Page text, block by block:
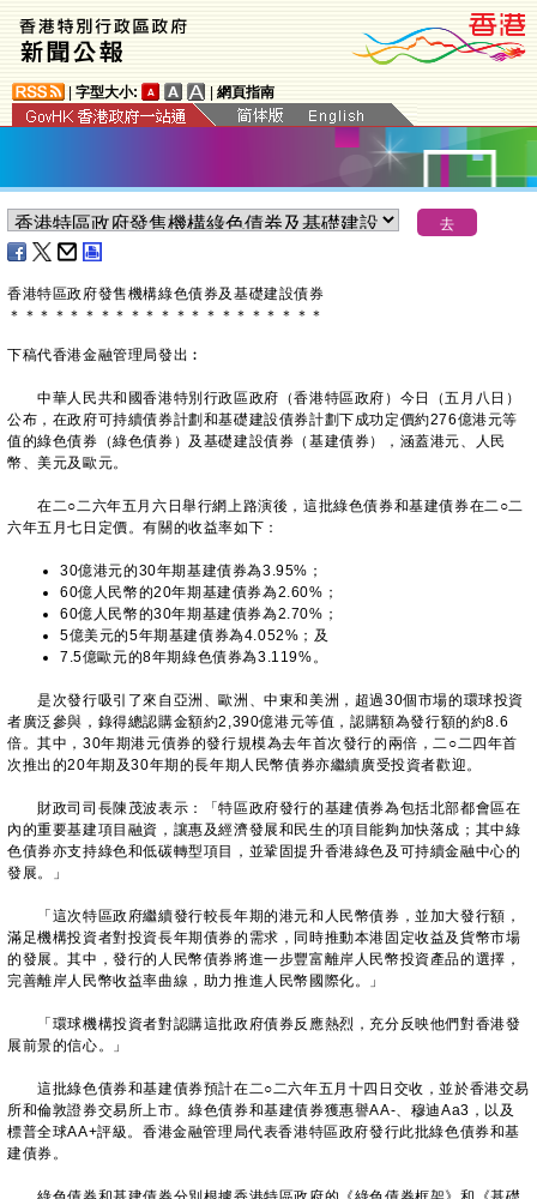
字型大小: 網頁指南
香港特區政府發售機構綠色債券及基礎建設債券
＊ ＊ ＊ ＊ ＊ ＊ ＊ ＊ ＊ ＊ ＊ ＊ ＊ ＊ ＊ ＊ ＊ ＊ ＊ ＊ ＊
下稿代香港金融管理局發出︰
中華人民共和國香港特別行政區政府（香港特區政府）今日（五月八日）
公布，在政府可持續債券計劃和基礎建設債券計劃下成功定價約276億港元等
值的綠色債券（綠色債券）及基礎建設債券（基建債券），涵蓋港元、人民
幣、美元及歐元。
在二○二六年五月六日舉行網上路演後，這批綠色債券和基建債券在二○二
六年五月七日定價。有關的收益率如下：
30億港元的30年期基建債券為3.95%；
60億人民幣的20年期基建債券為2.60%；
60億人民幣的30年期基建債券為2.70%；
5億美元的5年期基建債券為4.052%；及
7.5億歐元的8年期綠色債券為3.119%。
是次發行吸引了來自亞洲、歐洲、中東和美洲，超過30個市場的環球投資
者廣泛參與，錄得總認購金額約2,390億港元等值，認購額為發行額的約8.6
倍。其中，30年期港元債券的發行規模為去年首次發行的兩倍，二○二四年首
次推出的20年期及30年期的長年期人民幣債券亦繼續廣受投資者歡迎。
財政司司長陳茂波表示：「特區政府發行的基建債券為包括北部都會區在
內的重要基建項目融資，讓惠及經濟發展和民生的項目能夠加快落成；其中綠
色債券亦支持綠色和低碳轉型項目，並鞏固提升香港綠色及可持續金融中心的
發展。」
「這次特區政府繼續發行較長年期的港元和人民幣債券，並加大發行額，
滿足機構投資者對投資長年期債券的需求，同時推動本港固定收益及貨幣市場
的發展。其中，發行的人民幣債券將進一步豐富離岸人民幣投資產品的選擇，
完善離岸人民幣收益率曲線，助力推進人民幣國際化。」
「環球機構投資者對認購這批政府債券反應熱烈，充分反映他們對香港發
展前景的信心。」
這批綠色債券和基建債券預計在二○二六年五月十四日交收，並於香港交易
所和倫敦證券交易所上市。綠色債券和基建債券獲惠譽AA-、穆迪Aa3，以及
標普全球AA+評級。香港金融管理局代表香港特區政府發行此批綠色債券和基
建債券。